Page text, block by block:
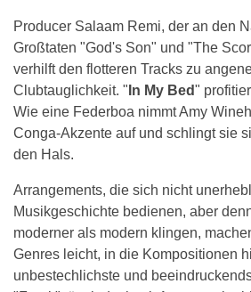
Producer Salaam Remi, der an den
Großtaten "God's Son" und "The
verhilft den flotteren Tracks zu
Clubtauglichkeit. " In My Bed"
Wie eine Federboa nimmt Amy
Conga-Akzente auf und schlingt sie
den Hals.
Arrangements, die sich nicht
Musikgeschichte bedienen, aber
moderner als modern klingen,
Genres leicht, in die Kompositionen
unbestechlichste und